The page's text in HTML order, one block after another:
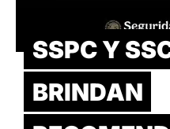
SSPC Y
BRINDAN